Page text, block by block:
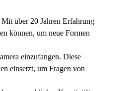
über 20 Jahren Erfahrung
können, um neue Formen
einzufangen. Diese
einsetzt, um Fragen von